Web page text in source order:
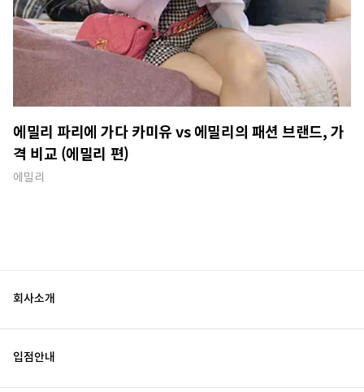
에밀리 파리에 가다 카미유 vs 에밀리의 패션 브랜드, 가
격 비교 (에밀리 편)
에밀리
회사소개
입점안내